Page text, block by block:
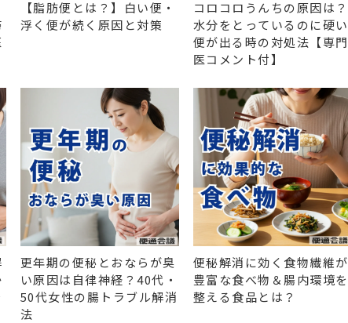
【脂肪便とは？】白い便・
浮く便が続く原因と対策
コロコロうんちの原因は？
水分をとっているのに硬い
便が出る時の対処法【専門
医コメント付】
更年期の便秘とおならが臭
い原因は自律神経？40代・
50代女性の腸トラブル解消
法
便秘解消に効く食物繊維が
豊富な食べ物＆腸内環境を
整える食品とは？